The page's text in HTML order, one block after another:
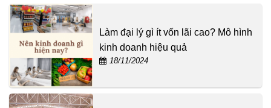
Làm đại lý gì ít vốn lãi cao? Mô hình
kinh doanh hiệu quả
18/11/2024